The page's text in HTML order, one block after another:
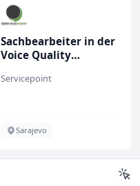
Sachbearbeiter in der
Voice Quality
Servicepoint
Sarajevo